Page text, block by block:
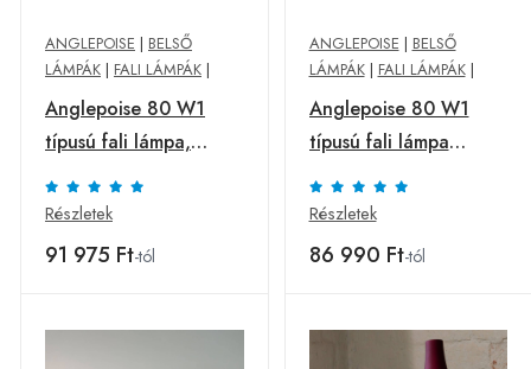
ANGLEPOISE | BELSŐ
LÁMPÁK | FALI LÁMPÁK |
Anglepoise 80 W1
típusú fali lámpa,
rózsaszínű
Részletek
91 975 Ft-tól
ANGLEPOISE | BELSŐ
LÁMPÁK| FALI LÁMPÁK|
Anglepoise 80 W1
típusú fali lámpa
szürke dugóval
Részletek
86 990 Ft-tól